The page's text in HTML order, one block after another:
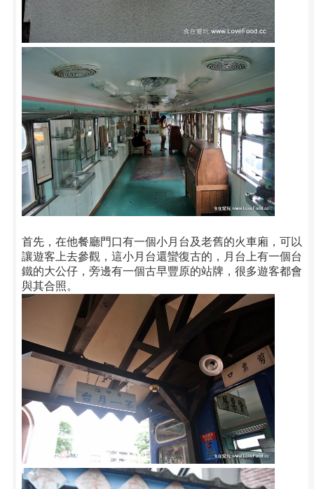
首先，在他餐廳門口有一個小月台及老舊的火車廂，可以
讓遊客上去參觀，這小月台還蠻復古的，月台上有一個台
鐵的大公仔，旁邊有一個古早豐原的站牌，很多遊客都會
與其合照。